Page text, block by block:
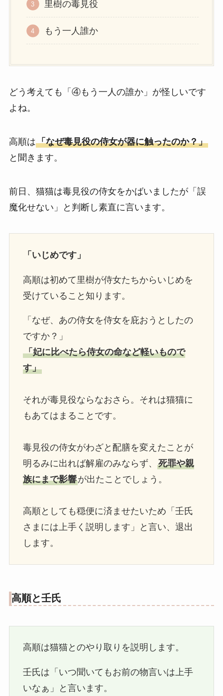
里樹の毒見役
もう一人誰か
どう考えても「④もう一人の誰か」が怪しいです
よね。
高順は「なぜ毒見役の侍女が器に触ったのか？」
と聞きます。
前日、猫猫は毒見役の侍女をかばいましたが「誤
魔化せない」と判断し素直に言います。
「いじめです」
高順は初めて里樹が侍女たちからいじめを
受けていること知ります。
「なぜ、あの侍女を侍女を庇おうとしたの
ですか？」
「妃に比べたら侍女の命など軽いもので
す」
それが毒見役ならなおさら。それは猫猫に
もあてはまることです。
毒見役の侍女がわざと配膳を変えたことが
明るみに出れば解雇のみならず、 死罪や親
族にまで影響が出たことでしょう。
高順としても穏便に済ませたいため「壬氏
さまには上手く説明します」と言い、退出
します。
高順と壬氏
高順は猫猫とのやり取りを説明します。
壬氏は「いつ聞いてもお前の物言いは上手
いなぁ」と言います。